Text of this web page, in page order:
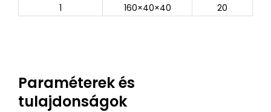
1
160×40×40 20
Paraméterek és
tulajdonságok